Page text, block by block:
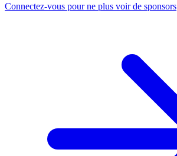
Connectez-vous pour ne plus voir de sponsors